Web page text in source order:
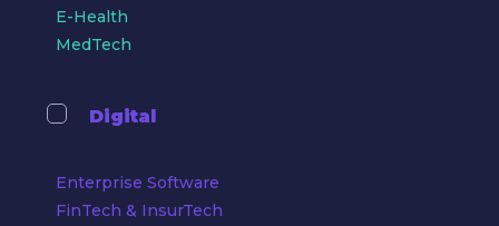
E-Health
MedTech
Digital
Enterprise Software
FinTech & InsurTech